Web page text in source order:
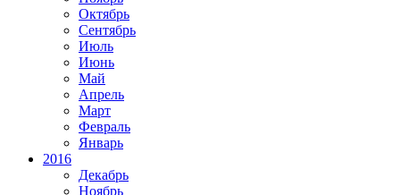
Октябрь
Сентябрь
Июль
Июнь
Май
Апрель
Март
Февраль
Январь
2016
Декабрь
Ноябрь